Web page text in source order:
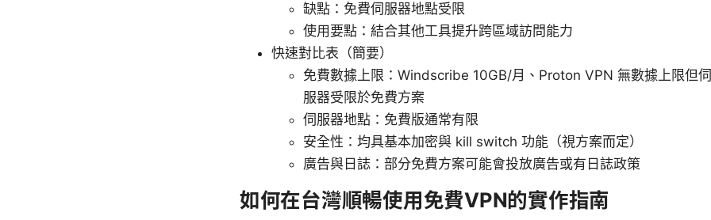
缺點：免費伺服器地點受限
使用要點：結合其他工具提升跨區域訪問能力
快速對比表（簡要）
免費數據上限：Windscribe 10GB/月、Proton VPN 無數據上限但
服器受限於免費方案
伺服器地點：免費版通常有限
安全性：均具基本加密與 kill switch 功能（視方案而定）
廣告與日誌：部分免費方案可能會投放廣告或有日誌政策
如何在台灣順暢使用免費VPN的實作指南